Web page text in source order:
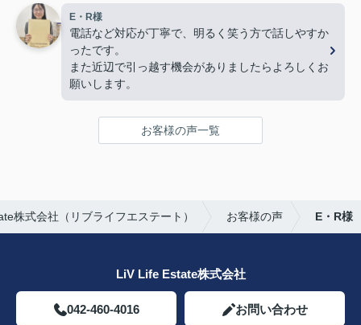
E・R様
電話など対応が丁寧で、明るく笑う方で話しやすか
ったです。
また近辺で引っ越す機会がありましたらよろしくお
願いします。
お客様の声一覧
株式会社（リブライフエステート） お客様の声 E・R様
LiV Life Estate株式会社
042-460-4016 お問い合わせ